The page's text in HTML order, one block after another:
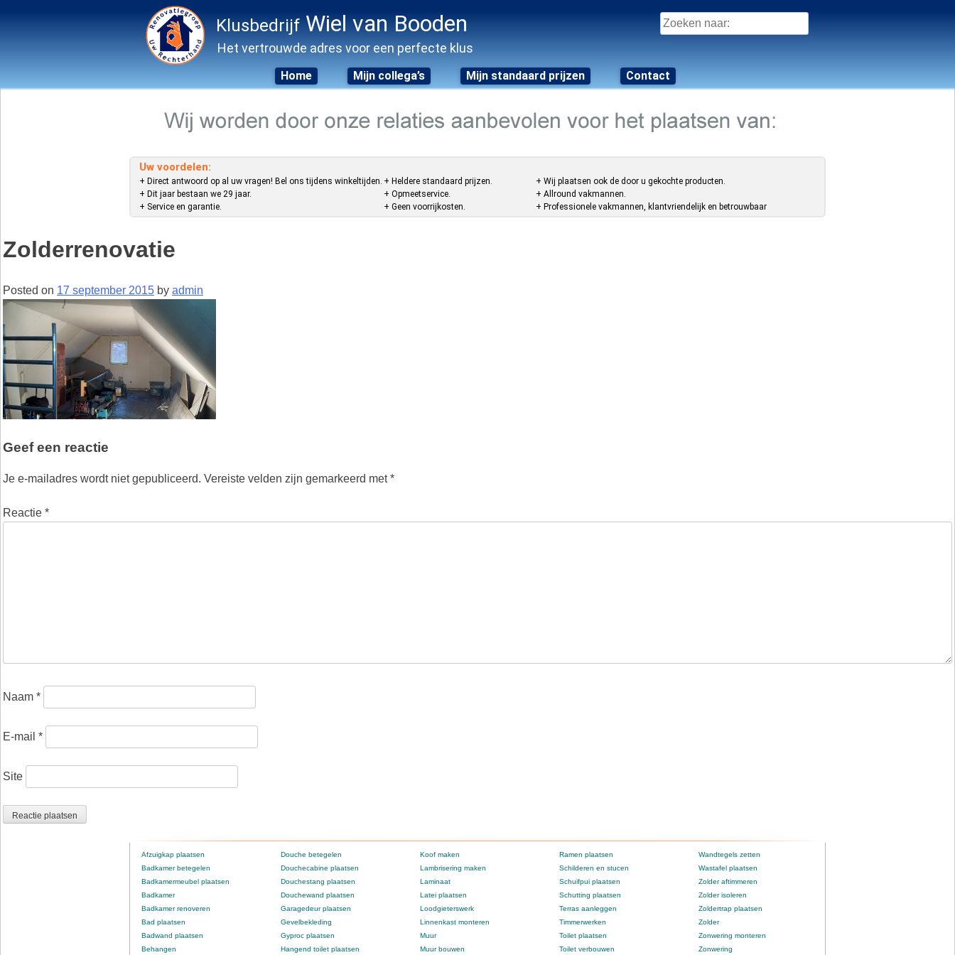
Klusbedrijf Wiel van Booden
Het vertrouwde adres voor een perfecte klus
Zoeken
naar:
Home Mijn collega’s Mijn standaard prijzen Contact
Uw voordelen:
+ Direct antwoord op al uw vragen! Bel ons tijdens winkeltijden.
+ Dit jaar bestaan we 29 jaar.
+ Service en garantie.
+ Heldere standaard prijzen.
+ Opmeetservice.
+ Geen voorrijkosten.
+ Wij plaatsen ook de door u gekochte producten.
+ Allround vakmannen.
+ Professionele vakmannen, klantvriendelijk en betrouwbaar
Zolderrenovatie
Posted on 17 september 2015 by admin
Geef een reactie
Je e-mailadres wordt niet gepubliceerd. Vereiste velden zijn gemarkeerd met*
Reactie *
Naam *
E-mail *
Site
Afzuigkap plaatsen
Badkamer betegelen
Badkamermeubel plaatsen
Badkamer
Badkamer renoveren
Bad plaatsen
Badwand plaatsen
Behangen
Douche betegelen
Douchecabine plaatsen
Douchestang plaatsen
Douchewand plaatsen
Garagedeur plaatsen
Gevelbekleding
Gyproc plaatsen
Hangend toilet plaatsen
Koof maken
Lambrisering maken
Laminaat
Latei plaatsen
Loodgieterswerk
Linnenkast monteren
Muur
Muur bouwen
Ramen plaatsen
Schilderen en stucen
Schuifpui plaatsen
Schutting plaatsen
Terras aanleggen
Timmerwerken
Toilet plaatsen
Toilet verbouwen
Wandtegels zetten
Wastafel plaatsen
Zolder aftimmeren
Zolder isoleren
Zoldertrap plaatsen
Zolder
Zonwering monteren
Zonwering